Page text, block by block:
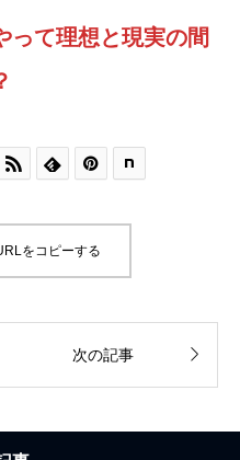
って理想と現実の間
  
をコピーする
次の記事 